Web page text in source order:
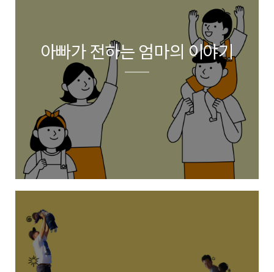
아빠가 전하는 엄마의 이야기